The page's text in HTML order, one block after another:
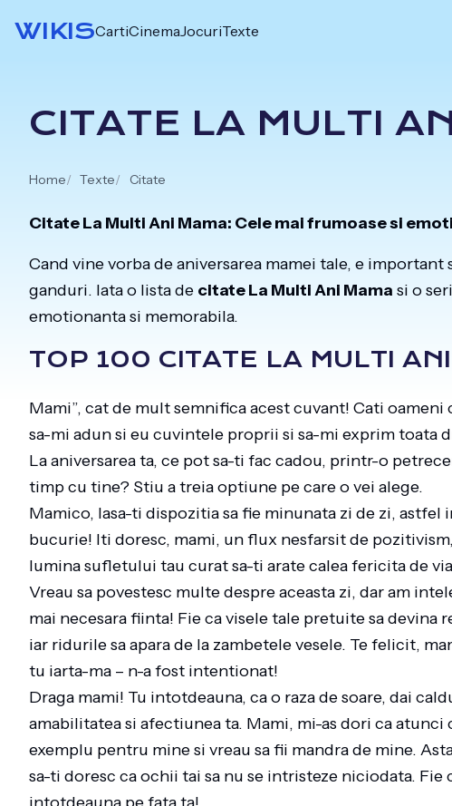
WIKISCartiCinemaJocuriTexte
CITATE LA MULTI
Home Texte Citate
Citate La Multi Ani Mama: Cele mai frumoase si
Cand vine vorba de aniversarea mamei tale, e
ganduri. Iata o lista de citate La Multi Ani Mama si o
emotionanta si memorabila.
TOP 100 CITATE LA MULTI
Mami”, cat de mult semnifica acest cuvant! Cati
sa-mi adun si eu cuvintele proprii si sa-mi exprim toata
La aniversarea ta, ce pot sa-ti fac cadou, printr-o
timp cu tine? Stiu a treia optiune pe care o vei alege.
Mamico, lasa-ti dispozitia sa fie minunata zi de zi,
bucurie! Iti doresc, mami, un flux nesfarsit de
lumina sufletului tau curat sa-ti arate calea fericita de
Vreau sa povestesc multe despre aceasta zi, dar am
mai necesara fiinta! Fie ca visele tale pretuite sa devina
iar ridurile sa apara de la zambetele vesele. Te felicit,
tu iarta-ma – n-a fost intentionat!
Draga mami! Tu intotdeauna, ca o raza de soare, dai
amabilitatea si afectiunea ta. Mami, mi-as dori ca atunci
exemplu pentru mine si vreau sa fii mandra de mine.
sa-ti doresc ca ochii tai sa nu se intristeze niciodata. Fie